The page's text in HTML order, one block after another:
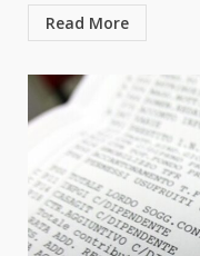
Read More